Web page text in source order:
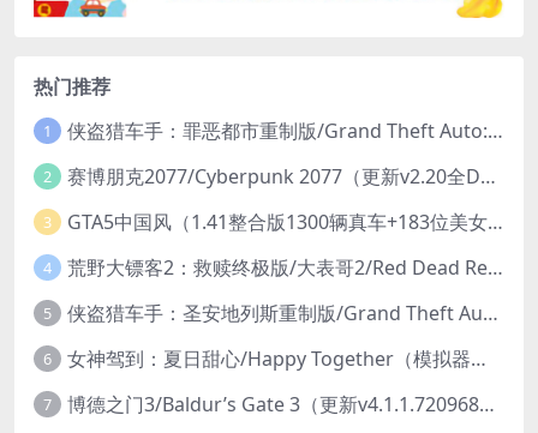
热门推荐
1 侠盗猎车手：罪恶都市重制版/Grand Theft Auto: Vice City – The Definitive Edition
2 赛博朋克2077/Cyberpunk 2077（更新v2.20全DLC）
3 GTA5中国风（1.41整合版1300辆真车+183位美女与英雄+200%存档）
4 荒野大镖客2：救赎终极版/大表哥2/Red Dead Redemption 2: Ultimate Edition（更新v1491.50终极版）
5 侠盗猎车手：圣安地列斯重制版/Grand Theft Auto: San Andreas – The Definitive Edition（更新v1.113.49697469）
6 女神驾到：夏日甜心/Happy Together（模拟器版-升级豪华终极珍藏版+全DLC）
7 博德之门3/Baldur’s Gate 3（更新v4.1.1.7209685）